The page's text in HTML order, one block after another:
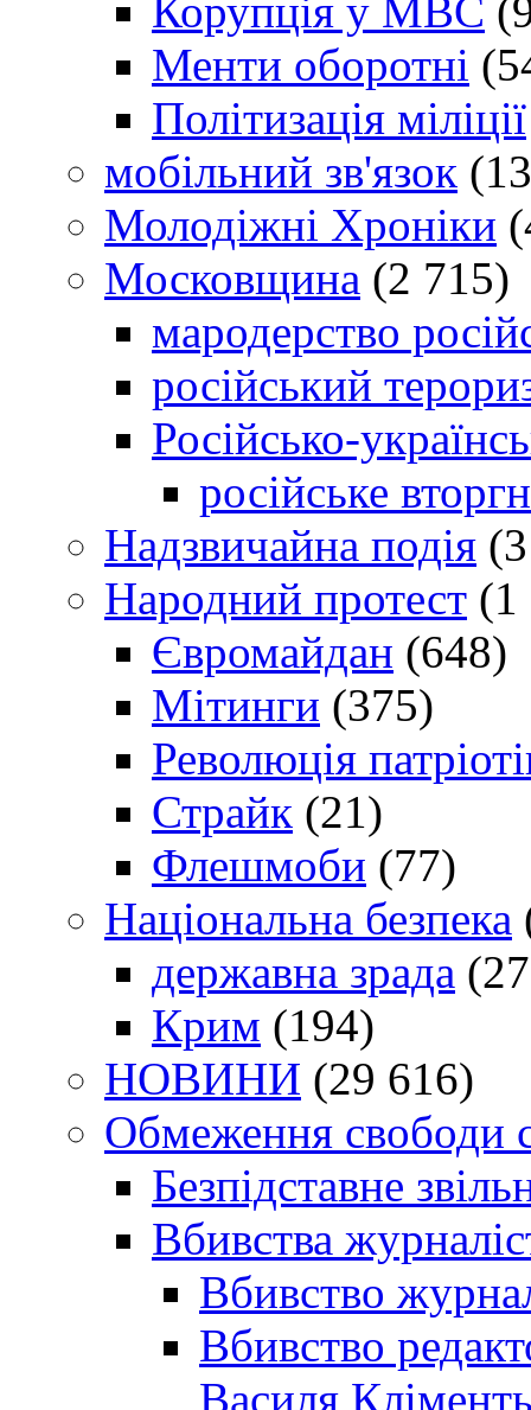
Корупція у МВС
Менти оборотні
Політизація міліції
мобільний зв'язок
Молодіжні Хроніки
Московщина (2 715)
мародерство
російський
Російсько-
російське
Надзвичайна подія
Народний протест (1
Євромайдан (648)
Мітинги (375)
Революція
Страйк (21)
Флешмоби (77)
Національна безпека
державна зрада
Крим (194)
НОВИНИ (29 616)
Обмеження свободи
Безпідставне
Вбивства
Вбивство
Вбивство
Василя